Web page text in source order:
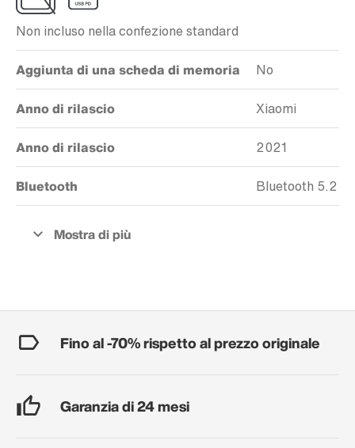
Non incluso nella confezione standard
Aggiunta di una scheda di memoria No
Anno di rilascio Xiaomi
Anno di rilascio 2021
Bluetooth Bluetooth 5.2
Fino al -70% rispetto al prezzo originale
Garanzia di 24 mesi